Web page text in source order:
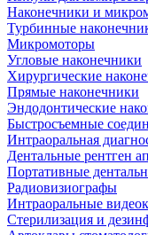
Наконечники и
Турбинные
Микромоторы
Угловые наконечники
Хирургические
Прямые наконечники
Эндодонтические
Быстросъемные
Интраоральная
Дентальные рентген
Портативные
Радиовизиографы
Интраоральные
Стерилизация и